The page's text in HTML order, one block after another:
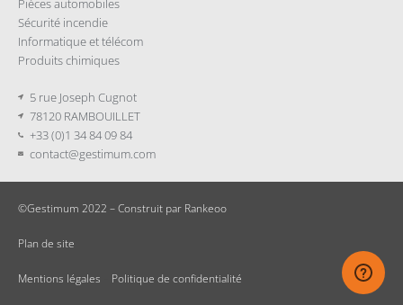
Pièces automobiles
Sécurité incendie
Informatique et télécom
Produits chimiques
5 rue Joseph Cugnot
78120 RAMBOUILLET
+33 (0)1 34 84 09 84
contact@gestimum.com
©Gestimum 2022 – Construit par Rankeoo
Plan de site
Mentions légales Politique de confidentialité